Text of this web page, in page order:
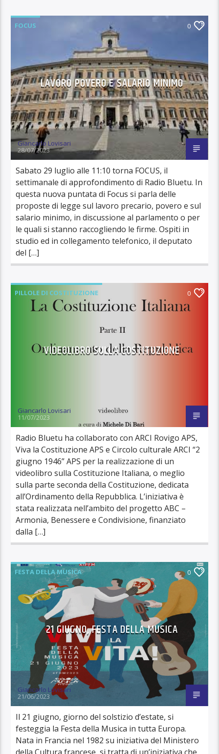
FOCUS 0
LAVORO POVERO E SALARIO MINIMO
Giancarlo Lovisari
28/07/2023
Sabato 29 luglio alle 11:10 torna FOCUS, il
settimanale di approfondimento di Radio Bluetu. In
questa nuova puntata di Focus si parla delle
proposte di legge sul lavoro precario, povero e sul
salario minimo, in discussione al parlamento o per
le quali si stanno raccogliendo le firme. Ospiti in
studio ed in collegamento telefonico, il deputato
del […]
PILLOLE DI COSTITUZIONE 0
VIDEOLIBRO SULLA COSTITUZIONE
Giancarlo Lovisari
11/07/2023
Radio Bluetu ha collaborato con ARCI Rovigo APS,
Viva la Costituzione APS e Circolo culturale ARCI “2
giugno 1946” APS per la realizzazione di un
videolibro sulla Costituzione Italiana, o meglio
sulla parte seconda della Costituzione, dedicata
all’Ordinamento della Repubblica. L’iniziativa è
stata realizzata nell’ambito del progetto ABC –
Armonia, Benessere e Condivisione, finanziato
dalla […]
FESTA DELLA MUSICA 0
21 GIUGNO, FESTA DELLA MUSICA
Giancarlo Lovisari
21/06/2023
Il 21 giugno, giorno del solstizio d’estate, si
festeggia la Festa della Musica in tutta Europa.
Nata in Francia nel 1982 su iniziativa del Ministero